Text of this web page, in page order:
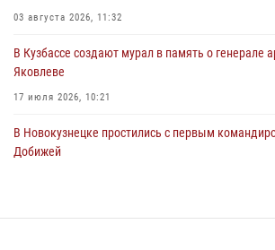
03 августа 2026, 11:32
В Кузбассе создают мурал в память о генерале
Яковлеве
17 июля 2026, 10:21
В Новокузнецке простились с первым
Добижей